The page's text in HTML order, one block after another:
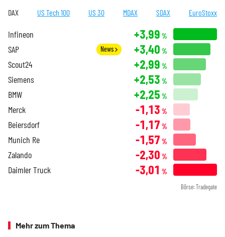
DAX US Tech 100 US 30 MDAX SDAX EuroStoxx
Infineon +3,99 %
SAP News +3,40 %
Scout24 +2,99 %
Siemens +2,53 %
BMW +2,25 %
Merck -1,13 %
Beiersdorf -1,17 %
Munich Re -1,57 %
Zalando -2,30 %
Daimler Truck -3,01 %
Börse: Tradegate
Mehr zum Thema